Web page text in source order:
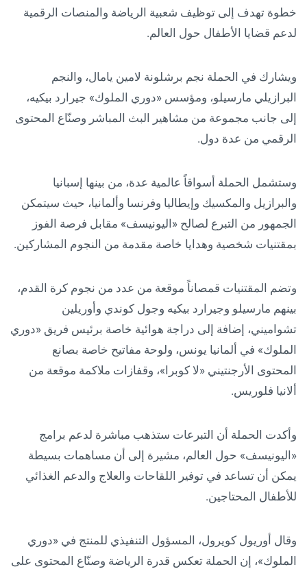
خطوة تهدف إلى توظيف شعبية الرياضة والمنصات الرقمية
لدعم قضايا الأطفال حول العالم.
ويشارك في الحملة نجم برشلونة لامين يامال، والنجم
البرازيلي مارسيلو، ومؤسس «دوري الملوك» جيرارد بيكيه،
إلى جانب مجموعة من مشاهير البث المباشر وصنّاع المحتوى
الرقمي من عدة دول.
وستشمل الحملة أسواقاً عالمية عدة، من بينها إسبانيا
والبرازيل والمكسيك وإيطاليا وفرنسا وألمانيا، حيث سيتمكن
الجمهور من التبرع لصالح «اليونيسف» مقابل فرصة الفوز
بمقتنيات شخصية وهدايا خاصة مقدمة من النجوم المشاركين.
وتضم المقتنيات قمصاناً موقعة من عدد من نجوم كرة القدم،
بينهم مارسيلو وجيرارد بيكيه وجول كوندي وأوريلين
تشواميني، إضافة إلى دراجة هوائية خاصة برئيس فريق «دوري
الملوك» في ألمانيا يونس، ولوحة مفاتيح خاصة بصانع
المحتوى الأرجنتيني «لا كوبرا»، وقفازات ملاكمة موقعة من
ألانيا فلوريس.
وأكدت الحملة أن التبرعات ستذهب مباشرة لدعم برامج
«اليونيسف» حول العالم، مشيرة إلى أن مساهمات بسيطة
يمكن أن تساعد في توفير اللقاحات والعلاج والدعم الغذائي
للأطفال المحتاجين.
وقال أوريول كويرول، المسؤول التنفيذي للمنتج في «دوري
الملوك»، إن الحملة تعكس قدرة الرياضة وصنّاع المحتوى على